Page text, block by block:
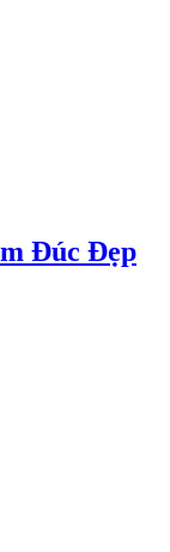
Đúc Đẹp